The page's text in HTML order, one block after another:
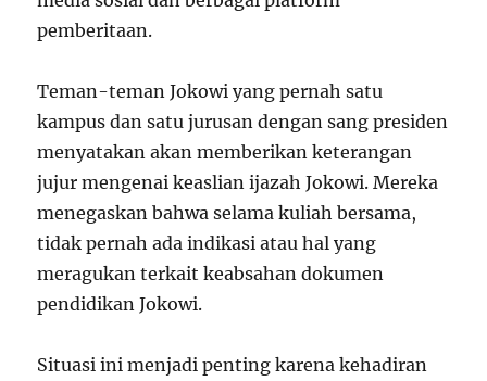
pemberitaan.
Teman-teman Jokowi yang pernah satu
kampus dan satu jurusan dengan sang presiden
menyatakan akan memberikan keterangan
jujur mengenai keaslian ijazah Jokowi. Mereka
menegaskan bahwa selama kuliah bersama,
tidak pernah ada indikasi atau hal yang
meragukan terkait keabsahan dokumen
pendidikan Jokowi.
Situasi ini menjadi penting karena kehadiran